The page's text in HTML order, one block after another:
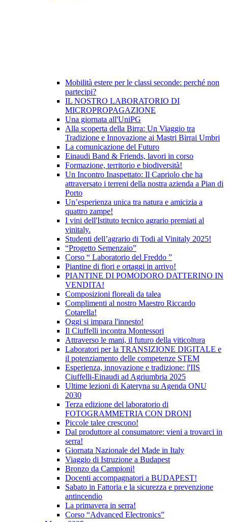
Mobilità estere per le classi seconde: perché non
partecipi?
IL NOSTRO LABORATORIO DI
MICROPROPAGAZIONE
Una giornata all'UniPG
Alla scoperta della Birra: Un Viaggio tra
Tradizione e Innovazione ai Mastri Birrai Umbri
La comunicazione del Futuro
Einaudi Band & Friends, lavori in corso
Formazione, territorio e biodiversità!
Un Incontro Inaspettato: Il Capriolo che ha
attraversato i terreni della nostra azienda a Pian di
Porto
Un’esperienza unica tra natura e amicizia a
quattro zampe!
I vini dell'Istituto tecnico agrario premiati al
vinitaly.
Studenti dell’agrario di Todi al Vinitaly 2025!
“Progetto Semenzaio”
Corso “ Laboratorio del Freddo ”
Piantine di fiori e ortaggi in arrivo!
PIANTINE DI POMODORO DATTERINO IN
VENDITA!
Composizioni floreali da talea
Complimenti al nostro Maestro Riccardo
Cotarella!
Oggi si impara l'innesto!
Il Ciuffelli incontra Montessori
Attraverso le mani, il futuro della viticoltura
Laboratori per la TRANSIZIONE DIGITALE e
il potenziamento delle competenze STEM
Esperienza, innovazione e tradizione: l'IIS
Ciuffelli-Einaudi ad Agriumbria 2025
Ultime lezioni di Kateryna su Agenda ONU
2030
Terza edizione del laboratorio di
FOTOGRAMMETRIA CON DRONI
Piccole talee crescono!
Dal produttore al consumatore: vieni a trovarci in
serra!
Giornata Nazionale del Made in Italy
Viaggio di Istruzione a Budapest
Bronzo da Campioni!
Docenti accompagnatori a BUDAPEST!
Sabato in Fattoria e la sicurezza e prevenzione
antincendio
La primavera in serra!
Corso “Advanced Electronics”